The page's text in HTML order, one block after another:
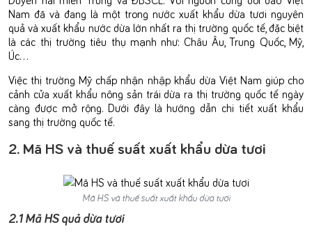
Nam đã và đang là một trong nước xuất khẩu dừa tươi nguyên
quả và xuất khẩu nước dừa lớn nhất ra thị trường quốc tế, đặc biệt
là các thị trường tiêu thụ mạnh như: Châu Âu, Trung Quốc, Mỹ,
Úc…
Việc thị trường Mỹ chấp nhận nhập khẩu dừa Việt Nam giúp cho
cảnh cửa xuất khẩu nông sản trái dừa ra thị trường quốc tế ngày
càng được mở rộng. Dưới đây là hướng dẫn chi tiết xuất khẩu
sang thị trường quốc tế.
2. Mã HS và thuế suất xuất khẩu dừa tươi
Mã HS và thuế suất xuất khẩu dừa tươi
2.1 Mã HS quả dừa tươi